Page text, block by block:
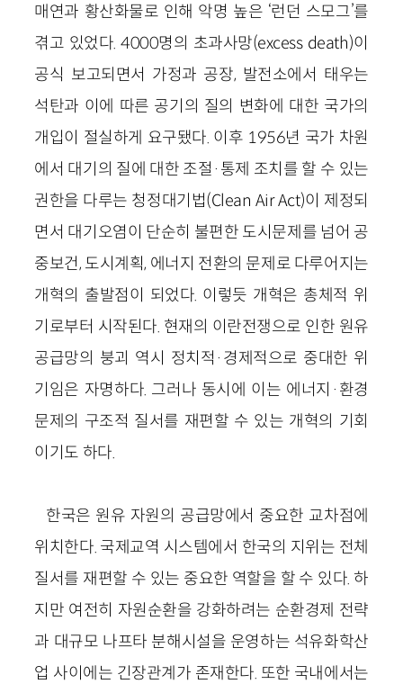
매연과 황산화물로 인해 악명 높은 ‘런던 스모그’를
겪고 있었다. 4000명의 초과사망(excess death)이
공식 보고되면서 가정과 공장, 발전소에서 태우는
석탄과 이에 따른 공기의 질의 변화에 대한 국가의
개입이 절실하게 요구됐다. 이후 1956년 국가 차원
에서 대기의 질에 대한 조절·통제 조치를 할 수 있는
권한을 다루는 청정대기법(Clean Air Act)이 제정되
면서 대기오염이 단순히 불편한 도시문제를 넘어 공
중보건, 도시계획, 에너지 전환의 문제로 다루어지는
개혁의 출발점이 되었다. 이렇듯 개혁은 총체적 위
기로부터 시작된다. 현재의 이란전쟁으로 인한 원유
공급망의 붕괴 역시 정치적·경제적으로 중대한 위
기임은 자명하다. 그러나 동시에 이는 에너지·환경
문제의 구조적 질서를 재편할 수 있는 개혁의 기회
이기도 하다.
한국은 원유 자원의 공급망에서 중요한 교차점에
위치한다. 국제교역 시스템에서 한국의 지위는 전체
질서를 재편할 수 있는 중요한 역할을 할 수 있다. 하
지만 여전히 자원순환을 강화하려는 순환경제 전략
과 대규모 나프타 분해시설을 운영하는 석유화학산
업 사이에는 긴장관계가 존재한다. 또한 국내에서는